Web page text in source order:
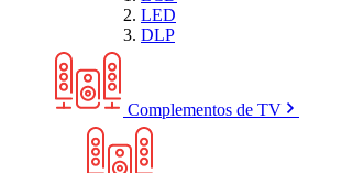
LED
DLP
Complementos de TV